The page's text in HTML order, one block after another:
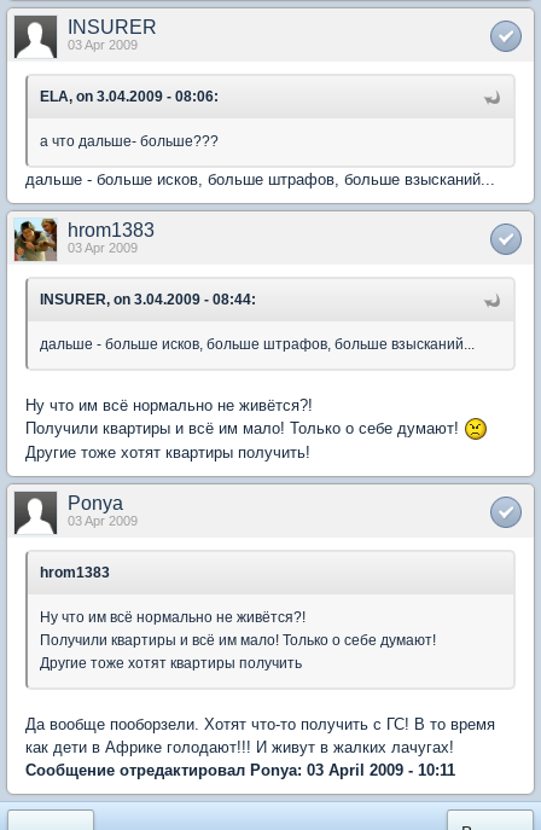
INSURER
03 Apr 2009
ELA, on 3.04.2009 - 08:06:
а что дальше- больше???
дальше - больше исков, больше штрафов, больше взысканий...
hrom1383
03 Apr 2009
INSURER, on 3.04.2009 - 08:44:
дальше - больше исков, больше штрафов, больше взысканий...
Ну что им всё нормально не живётся?!
Получили квартиры и всё им мало! Только о себе думают!
Другие тоже хотят квартиры получить!
Ponya
03 Apr 2009
hrom1383
Ну что им всё нормально не живётся?!
Получили квартиры и всё им мало! Только о себе думают!
Другие тоже хотят квартиры получить
Да вообще пооборзели. Хотят что-то получить с ГС! В то время
как дети в Африке голодают!!! И живут в жалких лачугах!
Сообщение отредактировал Ponya: 03 April 2009 - 10:11